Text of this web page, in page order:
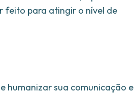
feito para atingir o nível de
humanizar sua comunicação e